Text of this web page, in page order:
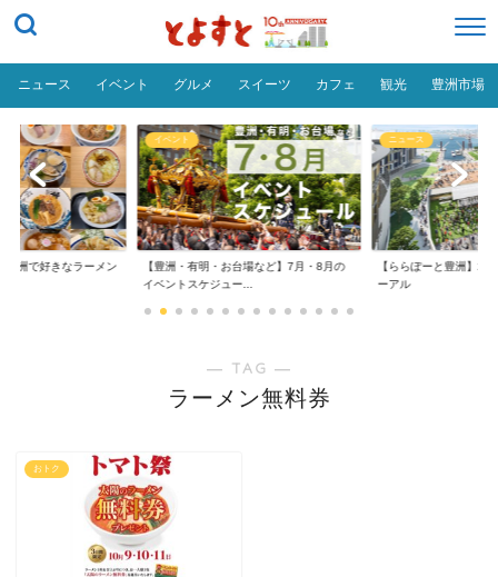
ニュース イベント グルメ スイーツ カフェ 観光 豊洲市場
豊洲で好きなラーメン
イベント
【豊洲・有明・お台場など】7月・8月の
イベントスケジュー...
ニュース
【ららぽーと豊洲】
ーアル
― TAG ―
ラーメン無料券
おトク